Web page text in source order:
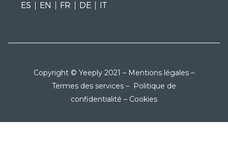
ES
EN FR DE IT
Copyright © Yeeply 2021 – Mentions légales –
Termes des services – Politique de
confidentialité – Cookies